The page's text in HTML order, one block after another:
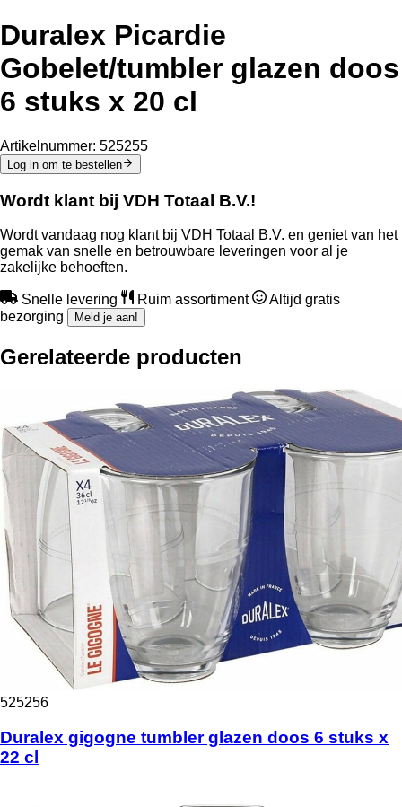
Duralex Picardie
Gobelet/tumbler glazen doos
6 stuks x 20 cl
Artikelnummer: 525255
Log in om te bestellen
Wordt klant bij VDH Totaal B.V.!
Wordt vandaag nog klant bij VDH Totaal B.V. en geniet van het
gemak van snelle en betrouwbare leveringen voor al je
zakelijke behoeften.
Snelle levering Ruim assortiment
Altijd gratis
bezorging
Meld je aan!
Gerelateerde producten
525256
Duralex gigogne tumbler glazen doos 6 stuks x
22 cl